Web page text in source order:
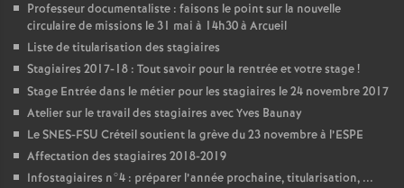
Professeur documentaliste : faisons le point sur la nouvelle
circulaire de missions le 31 mai à 14h30 à Arcueil
Liste de titularisation des stagiaires
Stagiaires 2017-18 : Tout savoir pour la rentrée et votre stage!
Stage Entrée dans le métier pour les stagiaires le 24 novembre 2017
Atelier sur le travail des stagiaires avec Yves Baunay
LeSNES-FSU Créteil soutient la grève du 23 novembre à l’ESPE
Affectation des stagiaires 2018-2019
Infostagiaires n°4 : préparer l’année prochaine, titularisation, ...